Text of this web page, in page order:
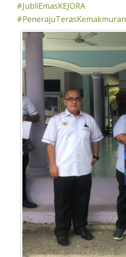
#JubliEmasKEJORA
#PenerajuTerasKemakmuran